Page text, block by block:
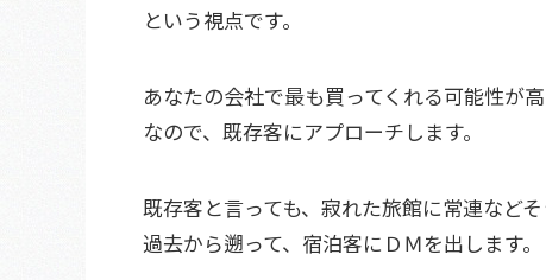
という視点です。
あなたの会社で最も買ってくれる可能性が
なので、既存客にアプローチします。
既存客と言っても、寂れた旅館に常連などそ
過去から遡って、宿泊客にＤＭを出します。